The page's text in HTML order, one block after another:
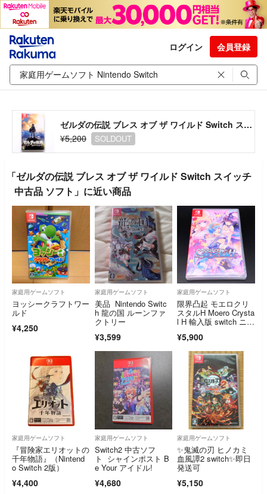
ログイン 会員登録
ゼルダの伝説 ブレス オブ ザ ワイルド Switch スイッチ 中古品 ソフト
¥5,200
SOLDOUT
「ゼルダの伝説 ブレス オブ ザ ワイルド Switch スイッチ
中古品 ソフト」に近い商品
家庭用ゲームソフト
ヨッシークラフトワー
ルド
¥4,250
家庭用ゲームソフト
美品 Nintendo Switc
h 龍の国 ルーンファ
クトリー
¥3,599
家庭用ゲームソフト
限界凸起 モエロクリ
スタルH Moero Crysta
l H 輸入版 switch ニン
¥5,900
家庭用ゲームソフト
『冒険家エリオットの
千年物語』（Nintend
o Switch 2版）
¥4,400
家庭用ゲームソフト
Switch2 中古ソフ
ト シャインポスト B
e Your アイドル!
¥4,680
家庭用ゲームソフト
✨鬼滅の刃 ヒノカミ
血風譚2 switch✨即日
発送可
¥5,150